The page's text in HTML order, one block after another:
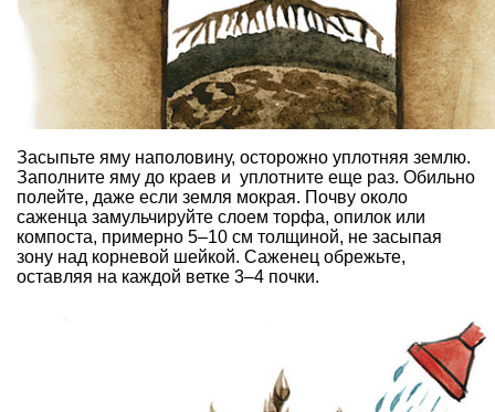
Засыпьте яму наполовину, осторожно уплотняя землю.
Заполните яму до краев и уплотните еще раз. Обильно
полейте, даже если земля мокрая. Почву около
саженца замульчируйте слоем торфа, опилок или
компоста, примерно 5–10 см толщиной, не засыпая
зону над корневой шейкой. Саженец обрежьте,
оставляя на каждой ветке 3–4 почки.